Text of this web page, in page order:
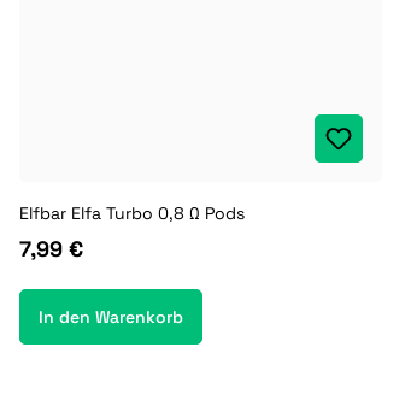
Elfbar Elfa Turbo 0,8 Ω Pods
7,99 €
In den Warenkorb